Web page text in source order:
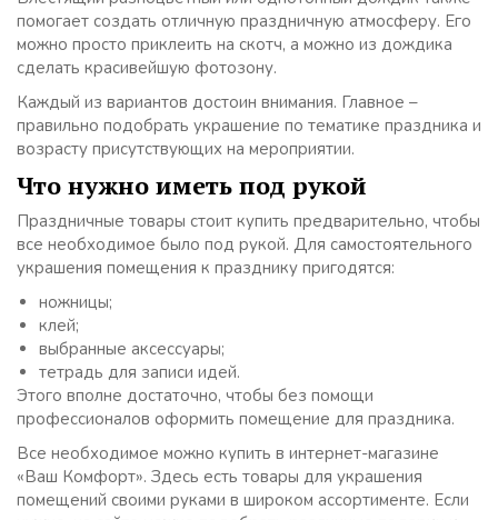
помогает создать отличную праздничную атмосферу. Его
можно просто приклеить на скотч, а можно из дождика
сделать красивейшую фотозону.
Каждый из вариантов достоин внимания. Главное –
правильно подобрать украшение по тематике праздника и
возрасту присутствующих на мероприятии.
Что нужно иметь под рукой
Праздничные товары стоит купить предварительно, чтобы
все необходимое было под рукой. Для самостоятельного
украшения помещения к празднику пригодятся:
ножницы;
клей;
выбранные аксессуары;
тетрадь для записи идей.
Этого вполне достаточно, чтобы без помощи
профессионалов оформить помещение для праздника.
Все необходимое можно купить в интернет-магазине
«Ваш Комфорт». Здесь есть товары для украшения
помещений своими руками в широком ассортименте. Если